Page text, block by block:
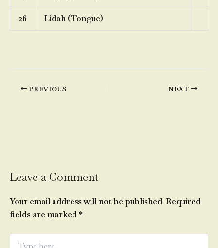
26 Lidah (Tongue)
PREVIOUS NEXT
Leave a Comment
Your email address will not be published. Required
fields are marked*